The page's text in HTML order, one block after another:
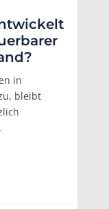
in
bleibt